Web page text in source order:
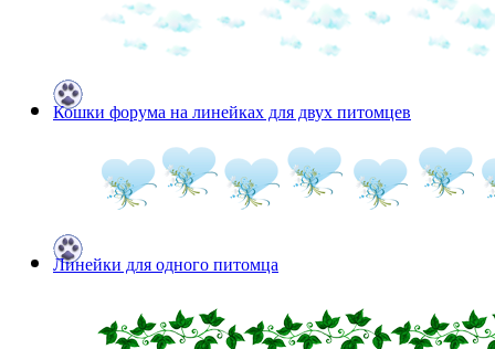
Кошки форума на линейках для двух питомцев
Линейки для одного питомца